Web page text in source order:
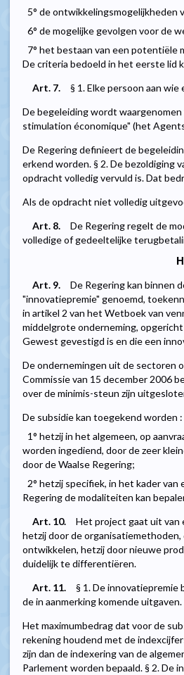
5° de ontwikkelingsmogelijkheden
6° de mogelijke gevolgen voor de
7° het bestaan van een potentiële
De criteria bedoeld in het eerste lid
Art. 7.
§ 1. Elke persoon aan
De begeleiding wordt
stimulation économique" (het
De Regering definieert de
erkend worden. § 2. De bezoldiging
opdracht volledig vervuld is. Dat
Als de opdracht niet volledig
Art. 8.
De Regering regelt de
volledige of gedeeltelijke
Art. 9.
De Regering kan binnen
"innovatiepremie" genoemd,
in artikel 2 van het Wetboek van
middelgrote onderneming,
Gewest gevestigd is en die een
De ondernemingen uit de sectoren
Commissie van 15 december 2006
over de minimis-steun zijn
De subsidie kan toegekend worden :
1° hetzij in het algemeen, op
worden ingediend, door de zeer
door de Waalse Regering;
2° hetzij specifiek, in het kader
Regering de modaliteiten kan
Art. 10.
Het project gaat uit van
hetzij door de
ontwikkelen, hetzij door nieuwe
duidelijk te differentiëren.
Art. 11.
§ 1. De
de in aanmerking komende uitgaven.
Het maximumbedrag dat voor de
rekening houdend met de
zijn dan de indexering van de
Parlement worden bepaald. § 2. De